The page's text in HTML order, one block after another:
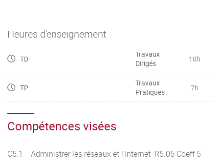
Heures d'enseignement
TD
Travaux
Dirigés
10h
TP
Travaux
Pratiques
7h
Compétences visées
C5.1 Administrer les réseaux et l'Internet R5.05 Coeff 5